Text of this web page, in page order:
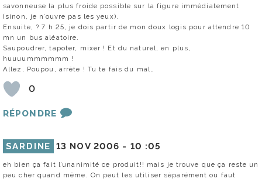
savonneuse la plus froide possible sur la figure immédiatement
(sinon, je n’ouvre pas les yeux).
Ensuite, ? 7 h 25, je dois partir de mon doux logis pour attendre 10
mn un bus aléatoire.
Saupoudrer, tapoter, mixer ! Et du naturel, en plus,
huuuummmmmm !
Allez, Poupou, arrête ! Tu te fais du mal…
0
RÉPONDRE
SARDINE 13 NOV 2006 - 10 :05
eh bien ça fait l’unanimité ce produit!! mais je trouve que ça reste un
peu cher quand même. On peut les utiliser séparément ou faut